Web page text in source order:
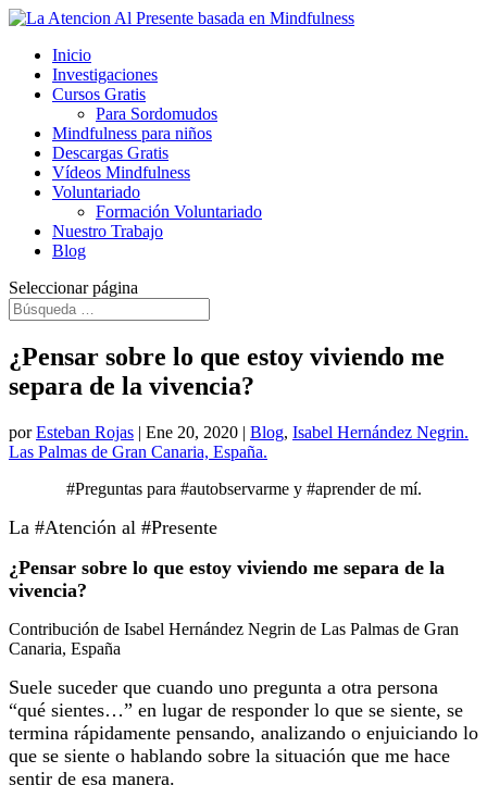
Inicio
Investigaciones
Cursos Gratis
Para Sordomudos
Mindfulness para niños
Descargas Gratis
Vídeos Mindfulness
Voluntariado
Formación Voluntariado
Nuestro Trabajo
Blog
Seleccionar página
¿Pensar sobre lo que estoy viviendo me
separa de la vivencia?
porEsteban Rojas | Ene 20, 2020 | Blog, Isabel Hernández Negrin.
Las Palmas de Gran Canaria, España.
#Preguntas para #autobservarme y #aprender de mí.
La #Atención al #Presente
¿Pensar sobre lo que estoy viviendo me separa de la
vivencia?
Contribución de Isabel Hernández Negrin de Las Palmas de Gran
Canaria, España
Suele suceder que cuando uno pregunta a otra persona
“qué sientes…” en lugar de responder lo que se siente, se
termina rápidamente pensando, analizando o enjuiciando lo
que se siente o hablando sobre la situación que me hace
sentir de esa manera.